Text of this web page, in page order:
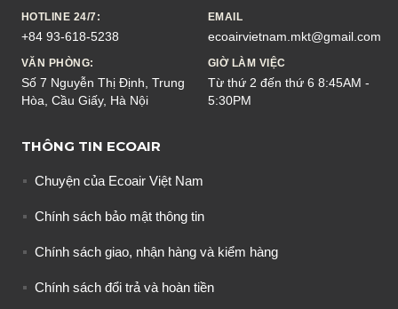
HOTLINE 24/7:
+84 93-618-5238
EMAIL
ecoairvietnam.mkt@gmail.com
VĂN PHÒNG:
Số 7 Nguyễn Thị Định, Trung
Hòa, Cầu Giấy, Hà Nội
GIỜ LÀM VIỆC
Từ thứ 2 đến thứ 6 8:45AM -
5:30PM
THÔNG TIN ECOAIR
Chuyện của Ecoair Việt Nam
Chính sách bảo mật thông tin
Chính sách giao, nhận hàng và kiểm hàng
Chính sách đổi trả và hoàn tiền